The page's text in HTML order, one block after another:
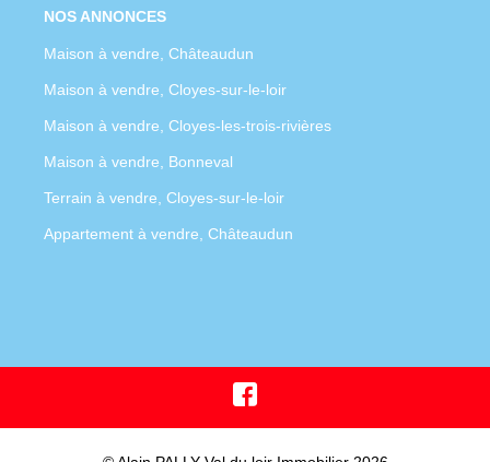
NOS ANNONCES
Maison à vendre, Châteaudun
Maison à vendre, Cloyes-sur-le-loir
Maison à vendre, Cloyes-les-trois-rivières
Maison à vendre, Bonneval
Terrain à vendre, Cloyes-sur-le-loir
Appartement à vendre, Châteaudun